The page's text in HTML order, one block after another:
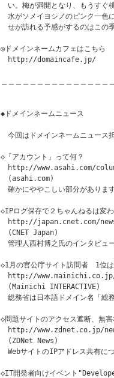
い。梅が満開となり、もうすぐ
水がソメイヨシノのピンク一色
せが訪れる予感がするのはこの
◎ドメインネームカフェはこちら
http://domaincafe.jp/
◆ドメインネームニュース　　
今回はドメインネームニュース
◇「アカウント」って何？
http://www.asahi.com/
(asahi.com)
確かにややこしい部分があります
◇IPログ保存で２ちゃんねるは変
http://japan.cnet.com/
(CNET Japan)
管理人西村博之氏のインタビュー
◇1月の官公庁サイト訪問者　1位
http://
(Mainichi INTERACTIVE)
総務省は日本語ドメイン名「
◇問題サイトのアクセス遮断、無
http://www.zdnet.co.jp/
(ZDNet News)
WebサイトのIPアドレス共有につ
◇IT開発者向けイベント